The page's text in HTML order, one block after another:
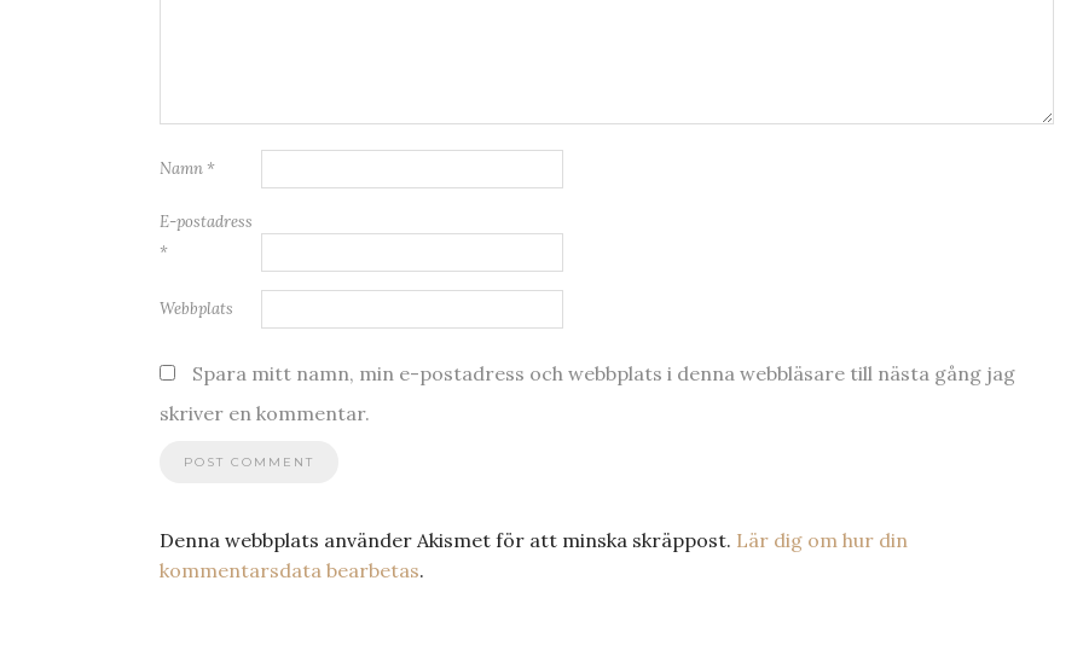
Namn *
E-postadress
*
Webbplats
Spara mitt namn, min e-postadress och webbplats i denna webbläsare till nästa gång jag
skriver en kommentar.
Denna webbplats använder Akismet för att minska skräppost. Lär dig om hur din
kommentarsdata bearbetas.